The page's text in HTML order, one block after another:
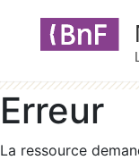
Erreur
La ressource